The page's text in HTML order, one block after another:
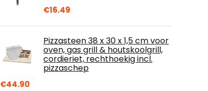
€16.49
Pizzasteen 38 x 30 x 1,5 cm voor
oven, gas grill & houtskoolgrill,
cordieriet, rechthoekig incl.
pizzaschep
€44.90